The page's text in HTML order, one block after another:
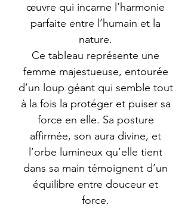
œuvre qui incarne l’harmonie
parfaite entre l’humain et la
nature.
Ce tableau représente une
femme majestueuse, entourée
d’un loup géant qui semble tout
à la fois la protéger et puiser sa
force en elle. Sa posture
affirmée, son aura divine, et
l’orbe lumineux qu’elle tient
dans sa main témoignent d’un
équilibre entre douceur et
force.